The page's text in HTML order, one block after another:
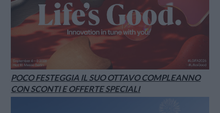
POCO FESTEGGIA IL SUO OTTAVO COMPLEANNO
CON SCONTI E OFFERTE SPECIALI